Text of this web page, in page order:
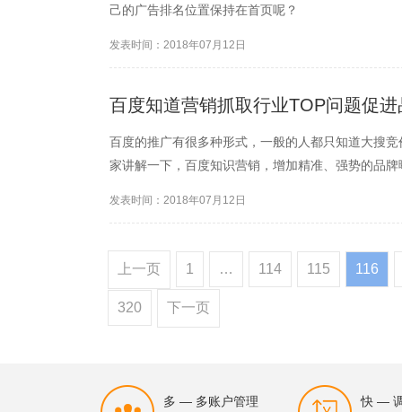
己的广告排名位置保持在首页呢？
发表时间：2018年07月12日
百度知道营销抓取行业TOP问题促
百度的推广有很多种形式，一般的人都只知道大搜
家讲解一下，百度知识营销，增加精准、强势的品
发表时间：2018年07月12日
上一页 1 … 114 115 116
320 下一页
多 — 多账户管理 快 —